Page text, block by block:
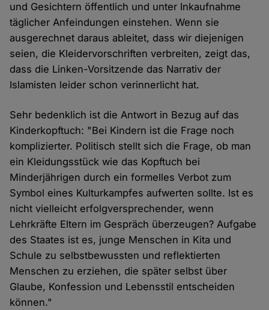
und Gesichtern öffentlich und unter Inkaufnahme
täglicher Anfeindungen einstehen. Wenn sie
ausgerechnet daraus ableitet, dass wir diejenigen
seien, die Kleidervorschriften verbreiten, zeigt das,
dass die Linken-Vorsitzende das Narrativ der
Islamisten leider schon verinnerlicht hat.
Sehr bedenklich ist die Antwort in Bezug auf das
Kinderkopftuch: "Bei Kindern ist die Frage noch
komplizierter. Politisch stellt sich die Frage, ob man
ein Kleidungsstück wie das Kopftuch bei
Minderjährigen durch ein formelles Verbot zum
Symbol eines Kulturkampfes aufwerten sollte. Ist es
nicht vielleicht erfolgversprechender, wenn
Lehrkräfte Eltern im Gespräch überzeugen? Aufgabe
des Staates ist es, junge Menschen in Kita und
Schule zu selbstbewussten und reflektierten
Menschen zu erziehen, die später selbst über
Glaube, Konfession und Lebensstil entscheiden
können."